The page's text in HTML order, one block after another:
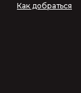
Как добраться